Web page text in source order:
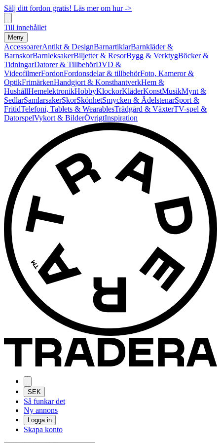
Sälj ditt fordon gratis! Läs mer om hur ->
Till innehållet
Meny
AccessoarerAntikt & DesignBarnartiklarBarnkläder &
BarnskorBarnleksakerBiljetter & ResorBygg & VerktygBöcker &
TidningarDatorer & TillbehörDVD &
VideofilmerFordonFordonsdelar & tillbehörFoto, Kameror &
OptikFrimärkenHandgjort & KonsthantverkHem &
HushållHemelektronikHobbyKlockorKläderKonstMusikMynt &
SedlarSamlarsakerSkorSkönhetSmycken & ÄdelstenarSport &
FritidTelefoni, Tablets & WearablesTrädgård & VäxterTV-spel &
DatorspelVykort & BilderÖvrigtInspiration
SEK
Så funkar det
Ny annons
Logga in
Skapa konto